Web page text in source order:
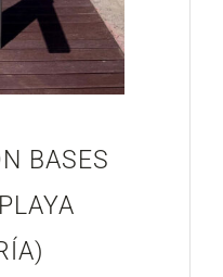
BASES